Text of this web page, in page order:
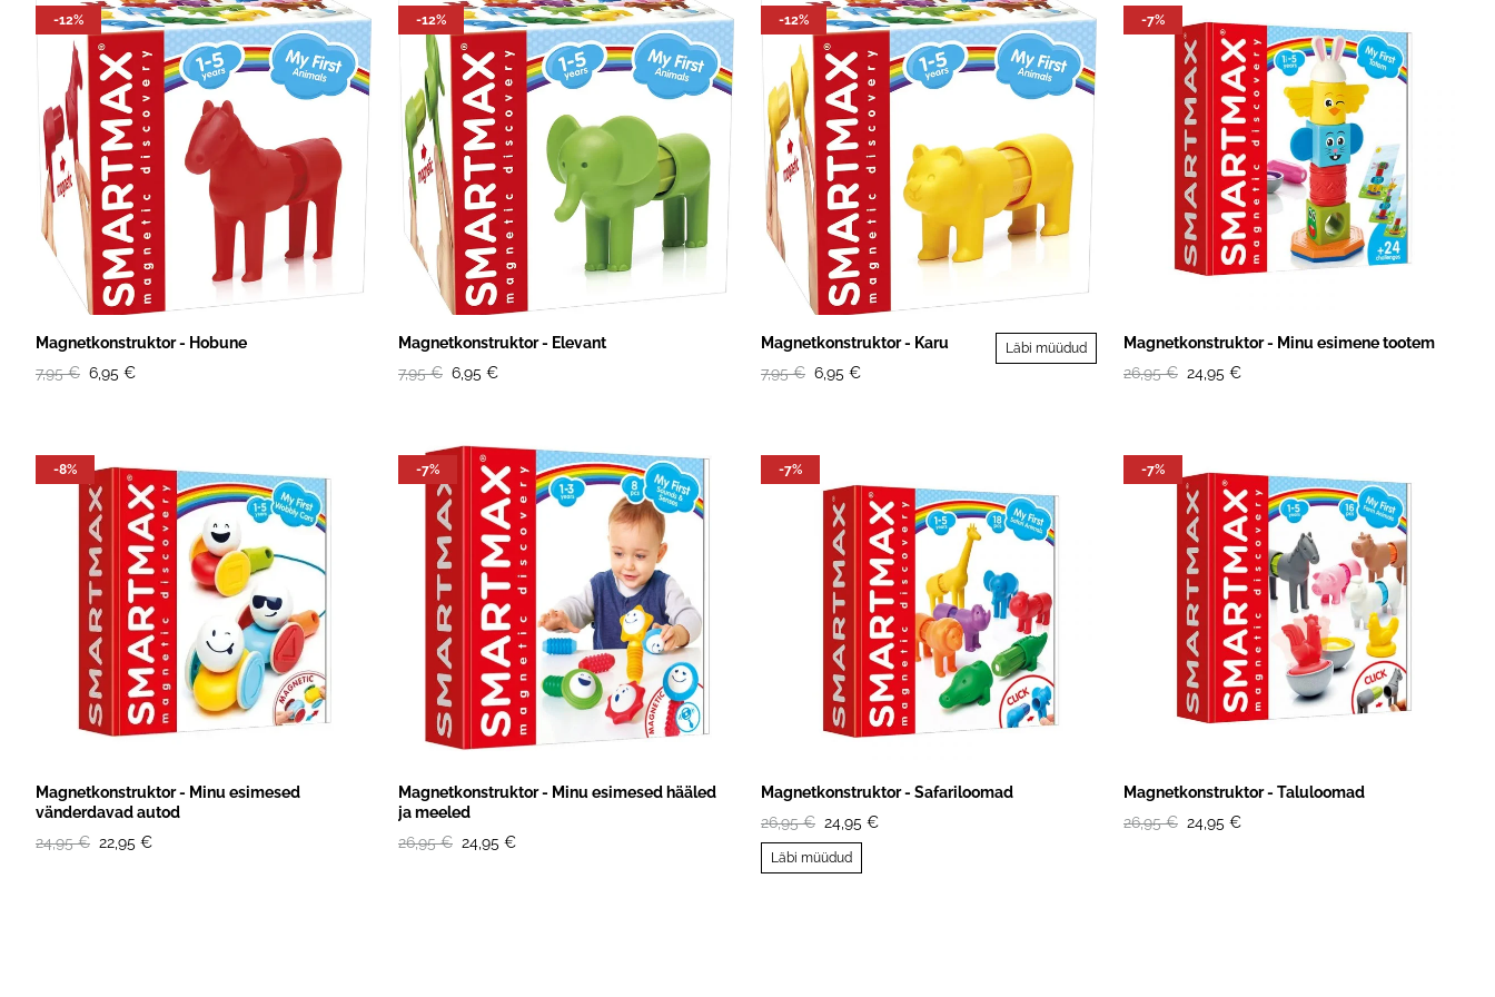
-12%
Magnetkonstruktor - Hobune
7,95 € 6,95 €
-12%
Magnetkonstruktor - Elevant
7,95 € 6,95 €
-12%
Magnetkonstruktor - Karu
7,95 € 6,95 €
Läbi müüdud
-7%
Magnetkonstruktor - Minu esimene tootem
26,95 € 24,95 €
-8%
Magnetkonstruktor - Minu esimesed
vänderdavad autod
24,95 € 22,95 €
-7%
Magnetkonstruktor - Minu esimesed hääled
ja meeled
26,95 € 24,95 €
-7%
Magnetkonstruktor - Safariloomad
26,95 € 24,95 €
Läbi müüdud
-7%
Magnetkonstruktor - Taluloomad
26,95 € 24,95 €